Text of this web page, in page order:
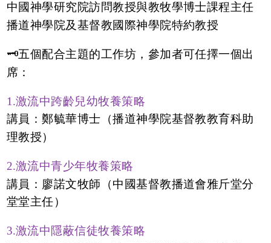
中國神學研究院訪問教授與教牧學博士課程主任
播道神學院及基督教國際神學院特約教授
🗝五個配合主題的工作坊，參加者可任擇一個出
席：
1.激流中跨齡兒幼牧養策略
講員：鄭毓華博士（播道神學院基督教教育科助
理教授）
2.激流中青少年牧養策略
講員：廖諾文牧師（中國基督教播道會雅斤堂分
堂堂主任）
3.激流中隱蔽信徒牧養策略